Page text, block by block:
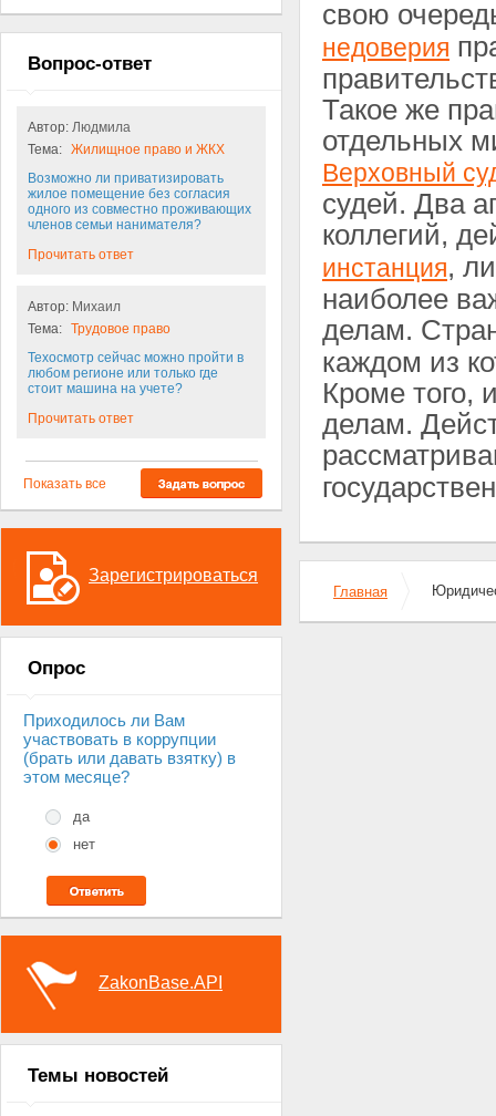
Вопрос-ответ
Автор: Людмила
Тема: Жилищное право и ЖКХ
Возможно ли приватизировать
жилое помещение без согласия
одного из совместно проживающих
членов семьи нанимателя?
Прочитать ответ
Автор: Михаил
Тема: Трудовое право
Техосмотр сейчас можно пройти в
любом регионе или только где
стоит машина на учете?
Прочитать ответ
Показать все
Зарегистрироваться
Опрос
Приходилось ли Вам
участвовать в коррупции
(брать или давать взятку) в
этом месяце?
да
нет
ZakonBase.API
Темы новостей
свою
недоверия
Такое же
отдельных
Верховный
судей. Два
коллегий,
инстанция,
наиболее
делам.
каждом из
Кроме того,
делам.
Главная